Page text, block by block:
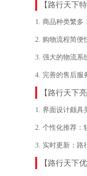
【路行天下特
1. 商品种类繁多
2. 购物流程简便
3. 强大的物流系
4. 完善的售后服
【路行天下亮
1. 界面设计颇具
2. 个性化推荐：
3. 实时更新：路
【路行天下优